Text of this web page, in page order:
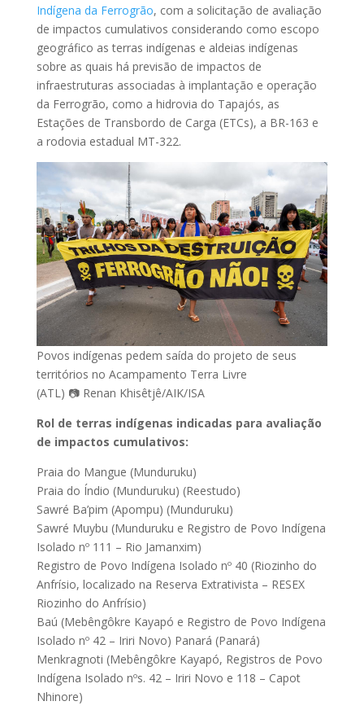
Indígena da Ferrogrão, com a solicitação de avaliação
de impactos cumulativos considerando como escopo
geográfico as terras indígenas e aldeias indígenas
sobre as quais há previsão de impactos de
infraestruturas associadas à implantação e operação
da Ferrogrão, como a hidrovia do Tapajós, as
Estações de Transbordo de Carga (ETCs), a BR-163 e
a rodovia estadual MT-322.
Povos indígenas pedem saída do projeto de seus
territórios no Acampamento Terra Livre
(ATL) 📷 Renan Khisêtjê/AIK/ISA
Rol de terras indígenas indicadas para avaliação
de impactos cumulativos:
Praia do Mangue (Munduruku)
Praia do Índio (Munduruku) (Reestudo)
Sawré Ba’pim (Apompu) (Munduruku)
Sawré Muybu (Munduruku e Registro de Povo Indígena
Isolado nº 111 – Rio Jamanxim)
Registro de Povo Indígena Isolado nº 40 (Riozinho do
Anfrísio, localizado na Reserva Extrativista – RESEX
Riozinho do Anfrísio)
Baú (Mebêngôkre Kayapó e Registro de Povo Indígena
Isolado nº 42 – Iriri Novo) Panará (Panará)
Menkragnoti (Mebêngôkre Kayapó, Registros de Povo
Indígena Isolado nºs. 42 – Iriri Novo e 118 – Capot
Nhinore)